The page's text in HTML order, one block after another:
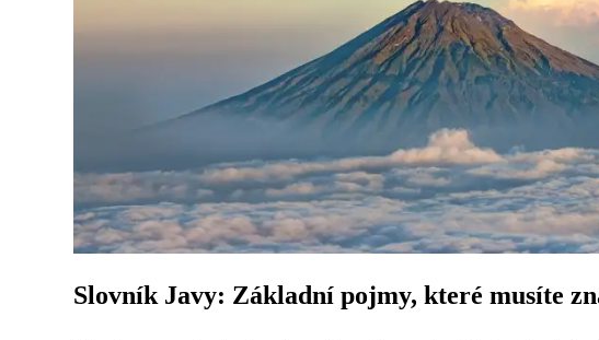
Slovník Javy: Základní pojmy, které musíte